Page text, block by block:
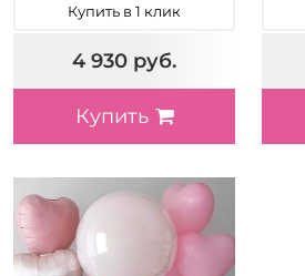
Купить в 1 клик
4 930 руб.
Купить